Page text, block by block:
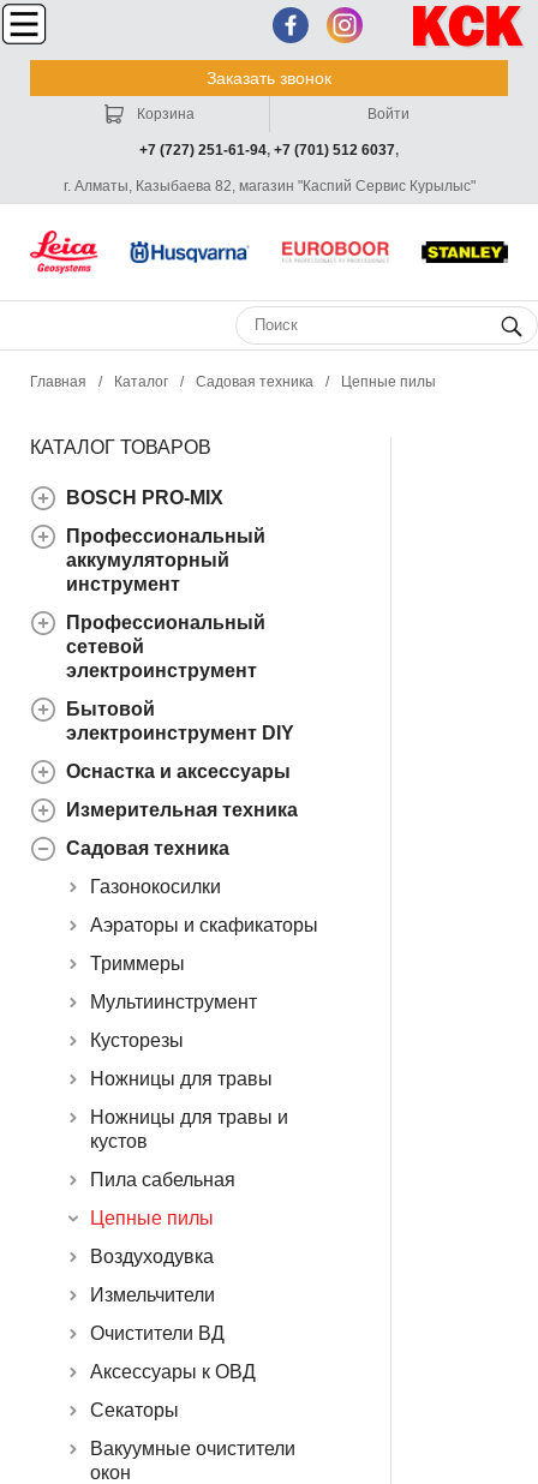
Заказать звонок
+7 (727) 251-61-94, +7 (701) 512 6037,
г. Алматы, Казыбаева 82, магазин "Каспий Сервис Курылыс"
Корзина Войти
Главная / Каталог / Садовая техника / Цепные пилы
КАТАЛОГ ТОВАРОВ
BOSCH PRO-MIX
Профессиональный
аккумуляторный
инструмент
Профессиональный
сетевой
электроинструмент
Бытовой
электроинструмент DIY
Оснастка и аксессуары
Измерительная техника
Садовая техника
Газонокосилки
Аэраторы и скафикаторы
Триммеры
Мультиинструмент
Кусторезы
Ножницы для травы
Ножницы для травы и
кустов
Пила сабельная
Цепные пилы
Воздуходувка
Измельчители
Очистители ВД
Аксессуары к ОВД
Секаторы
Вакуумные очистители
окон